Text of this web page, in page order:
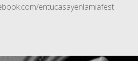
entucasayenlamiafest